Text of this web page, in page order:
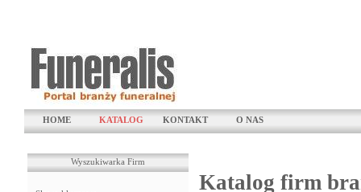
HOME KATALOG KONTAKT O NAS
Wyszukiwarka Firm
Katalog firm